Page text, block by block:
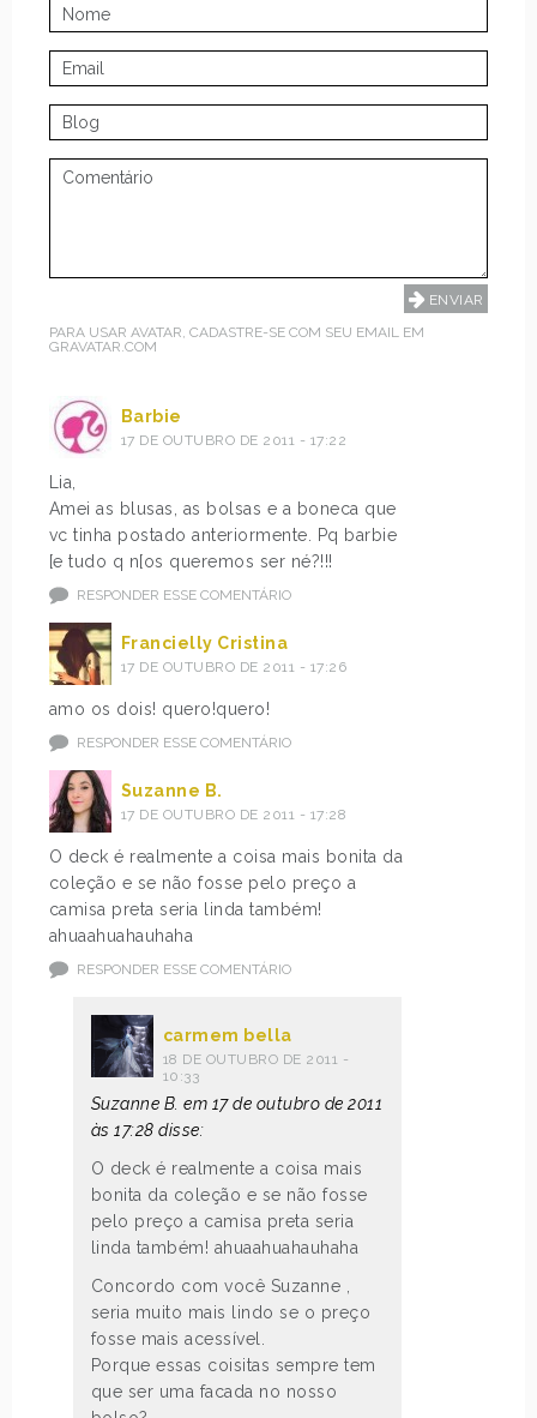
PARA USAR AVATAR, CADASTRE-SE COM SEU EMAIL EM
GRAVATAR.COM
Barbie
17 DE OUTUBRO DE 2011 - 17:22
Lia,
Amei as blusas, as bolsas e a boneca que
vc tinha postado anteriormente. Pq barbie
[e tudo q n[os queremos ser né?!!!
RESPONDER ESSE COMENTÁRIO
Francielly Cristina
17 DE OUTUBRO DE 2011 - 17:26
amo os dois! quero!quero!
RESPONDER ESSE COMENTÁRIO
Suzanne B.
17 DE OUTUBRO DE 2011 - 17:28
O deck é realmente a coisa mais bonita da
coleção e se não fosse pelo preço a
camisa preta seria linda também!
ahuaahuahauhaha
RESPONDER ESSE COMENTÁRIO
carmem bella
18 DE OUTUBRO DE 2011 -
10:33
Suzanne B. em 17 de outubro de 2011
às 17:28 disse:
O deck é realmente a coisa mais
bonita da coleção e se não fosse
pelo preço a camisa preta seria
linda também! ahuaahuahauhaha
Concordo com você Suzanne ,
seria muito mais lindo se o preço
fosse mais acessível.
Porque essas coisitas sempre tem
que ser uma facada no nosso